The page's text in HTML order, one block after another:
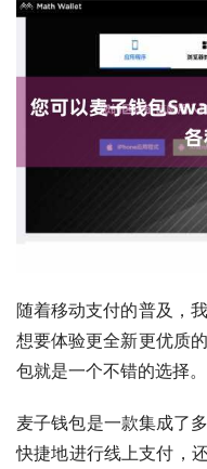
随着移动支付的普及，
想要体验更全新更优质
包就是一个不错的选择。
麦子钱包是一款集成了
快捷地进行线上支付，